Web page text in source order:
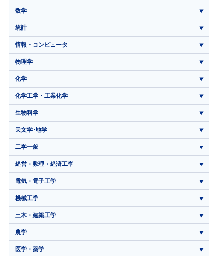
数学
統計
情報・コンピュータ
物理学
化学
化学工学・工業化学
生物科学
天文学･地学
工学一般
経営・数理・経済工学
電気・電子工学
機械工学
土木・建築工学
農学
医学・薬学